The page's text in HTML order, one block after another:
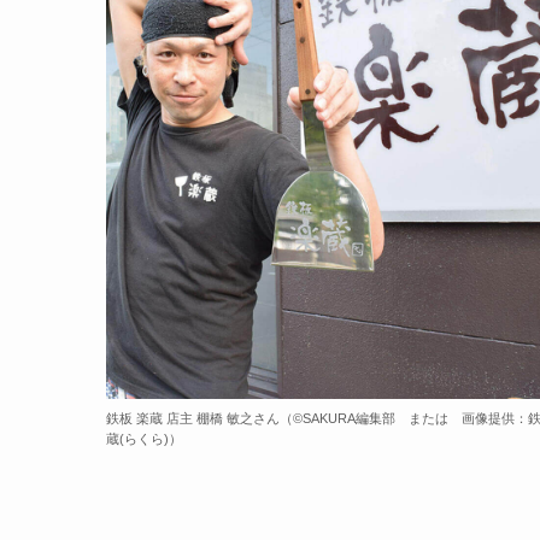
鉄板 楽蔵 店主 棚橋 敏之さん（©️SAKURA編集部 または 画像提供：
蔵(らくら)）